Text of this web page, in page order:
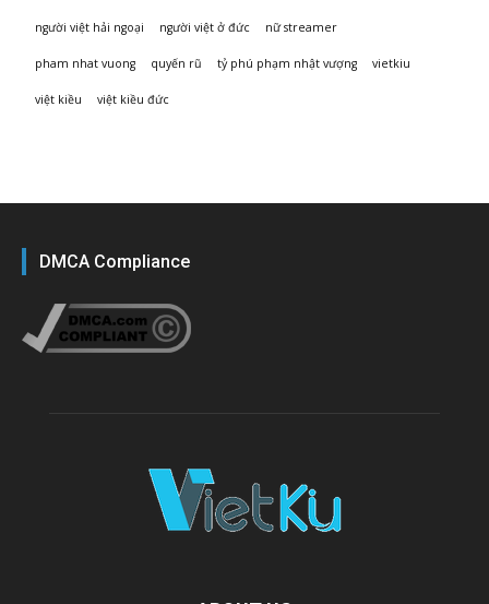
người việt hải ngoại người việt ở đức nữ streamer
pham nhat vuong quyến rũ tỷ phú phạm nhật vượng vietkiu
việt kiều việt kiều đức
DMCA Compliance